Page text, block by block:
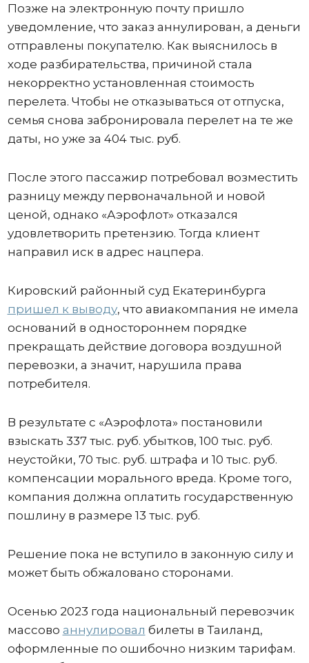
Позже на электронную почту пришло
уведомление, что заказ аннулирован, а деньги
отправлены покупателю. Как выяснилось в
ходе разбирательства, причиной стала
некорректно установленная стоимость
перелета. Чтобы не отказываться от отпуска,
семья снова забронировала перелет на те же
даты, но уже за 404 тыс. руб.
После этого пассажир потребовал возместить
разницу между первоначальной и новой
ценой, однако «Аэрофлот» отказался
удовлетворить претензию. Тогда клиент
направил иск в адрес нацпера.
Кировский районный суд Екатеринбурга
пришел к выводу, что авиакомпания не имела
оснований в одностороннем порядке
прекращать действие договора воздушной
перевозки, а значит, нарушила права
потребителя.
В результате с «Аэрофлота» постановили
взыскать 337 тыс. руб. убытков, 100 тыс. руб.
неустойки, 70 тыс. руб. штрафа и 10 тыс. руб.
компенсации морального вреда. Кроме того,
компания должна оплатить государственную
пошлину в размере 13 тыс. руб.
Решение пока не вступило в законную силу и
может быть обжаловано сторонами.
Осенью 2023 года национальный перевозчик
массово аннулировал билеты в Таиланд,
оформленные по ошибочно низким тарифам.